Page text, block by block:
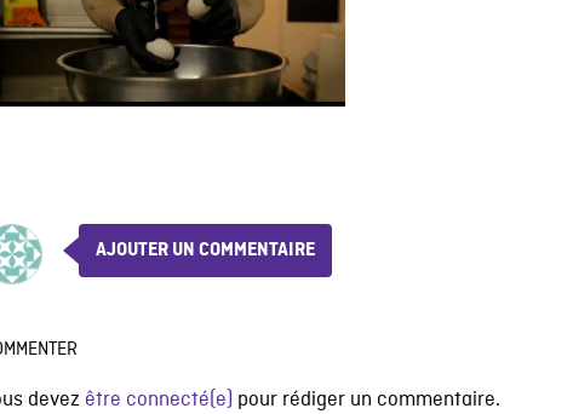
AJOUTER UN COMMENTAIRE
devez être connecté(e) pour rédiger un commentaire.